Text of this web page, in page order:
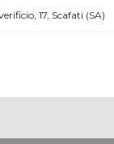
17, Scafati (SA)